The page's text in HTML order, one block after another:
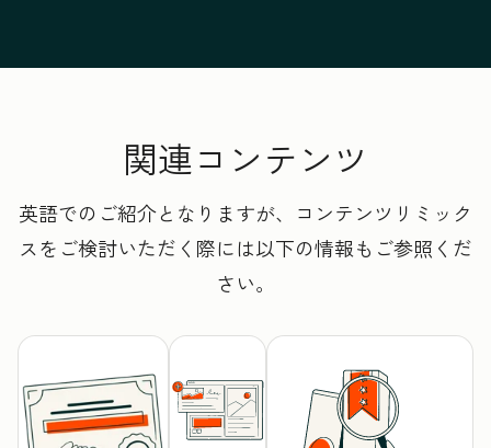
関連コンテンツ
英語でのご紹介となりますが、コンテンツリミック
スをご検討いただく際には以下の情報もご参照くだ
さい。